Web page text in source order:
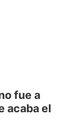
fue a
acaba el